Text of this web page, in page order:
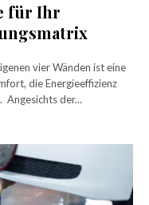
für Ihr
vier Wänden ist eine
die Energieeffizienz
und die Luftqualität nachhaltig beeinflusst. Angesichts der...